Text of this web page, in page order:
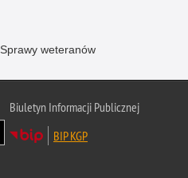
Sprawy weteranów
Biuletyn Informacji Publicznej
BIP KGP